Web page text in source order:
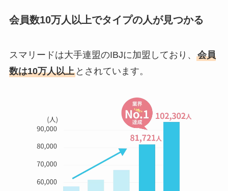
会員数10万人以上でタイプの人が見つかる
スマリードは大手連盟のIBJに加盟しており、 会員
数は10万人以上とされています。